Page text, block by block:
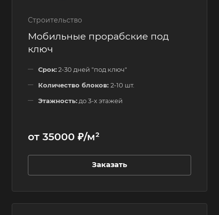
Строительство
Мобильные прорабские под
ключ
Срок:2-30 дней "под ключ"
Количество блоков: 2-10 шт.
Этажность: до 3-х этажей
от 35000 ₽/м²
Заказать